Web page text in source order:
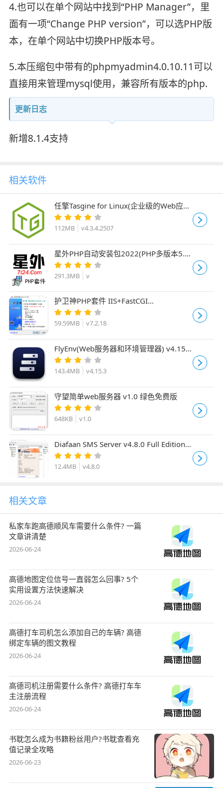
4.也可以在单个网站中找到“PHP Manager”，里
面有一项“Change PHP version”，可以选PHP版
本，在单个网站中切换PHP版本号。
5.本压缩包中带有的phpmyadmin4.0.10.11可以
直接用来管理mysql使用，兼容所有版本的php.
更新日志
新增8.1.4支持
相关软件
任擎Tasgine for Linux(企业级的Web应用
服务器) v4.3.4.2507 免费Linux版
112MB v4.3.4.2507
星外PHP自动安装包2022(PHP多版本5.2-
8.1)
291.3MB v
护卫神PHP套件 IIS+FastCGI
v7.2.18(PHP版本7.2.18)
59.59MB v7.2.18
FlyEnv(Web服务器和环境管理器) v4.15.3
安装免费版
143.4MB v4.15.3
守望简单web服务器 v1.0 绿色免费版
648KB v1.0
Diafaan SMS Server v4.8.0 Full Edition
完整激活破解版(附安装教程)
12.4MB v4.8.0
相关文章
私家车跑高德顺风车需要什么条件? 一篇
文章讲清楚
2026-06-24
高德地图定位信号一直弱怎么回事? 5个
实用设置方法快速解决
2026-06-24
高德打车司机怎么添加自己的车辆? 高德
绑定车辆的图文教程
2026-06-24
高德司机注册需要什么条件? 高德打车车
主注册流程
2026-06-24
书耽怎么成为书籍粉丝用户?书耽查看充
值记录全攻略
2026-06-23